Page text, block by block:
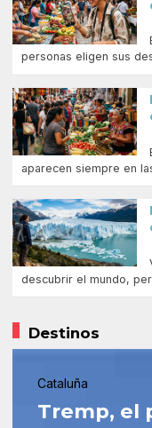
personas eligen sus
aparecen siempre en
descubrir el mundo,
Destinos
Cataluña
Tremp, el